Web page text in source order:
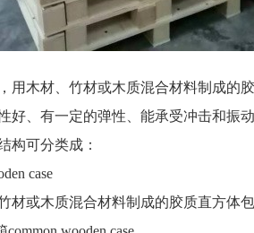
用木材、竹材或木质混合材料制成的
好、有一定的弹性、能承受冲击和振
构可分类成：
case
材或木质混合材料制成的胶质直方体包